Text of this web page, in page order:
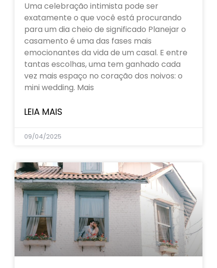
Uma celebração intimista pode ser
exatamente o que você está procurando
para um dia cheio de significado Planejar o
casamento é uma das fases mais
emocionantes da vida de um casal. E entre
tantas escolhas, uma tem ganhado cada
vez mais espaço no coração dos noivos: o
mini wedding. Mais
LEIA MAIS
09/04/2025